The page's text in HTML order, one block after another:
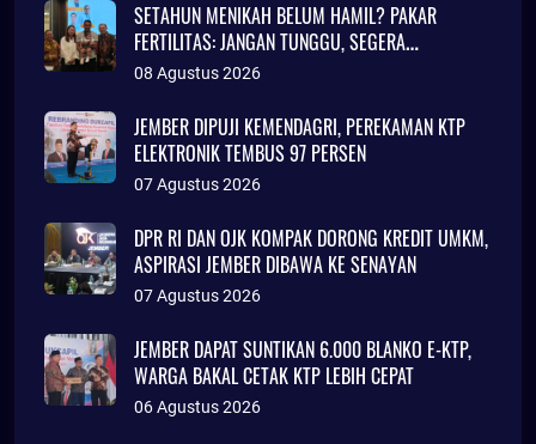
SETAHUN MENIKAH BELUM HAMIL? PAKAR
FERTILITAS: JANGAN TUNGGU, SEGERA
KONSULTASI
08 Agustus 2026
JEMBER DIPUJI KEMENDAGRI, PEREKAMAN KTP
ELEKTRONIK TEMBUS 97 PERSEN
07 Agustus 2026
DPR RI DAN OJK KOMPAK DORONG KREDIT UMKM,
ASPIRASI JEMBER DIBAWA KE SENAYAN
07 Agustus 2026
JEMBER DAPAT SUNTIKAN 6.000 BLANKO E-KTP,
WARGA BAKAL CETAK KTP LEBIH CEPAT
06 Agustus 2026